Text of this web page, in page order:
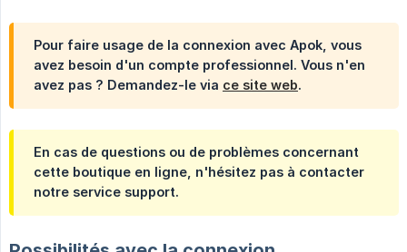
Pour faire usage de la connexion avec Apok, vous
avez besoin d'un compte professionnel. Vous n'en
avez pas ? Demandez-le via ce site web.
En cas de questions ou de problèmes concernant
cette boutique en ligne, n'hésitez pas à contacter
notre service support.